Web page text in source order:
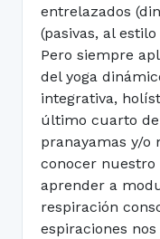
entrelazados
(pasivas, al
Pero siempre
del yoga
integrativa,
último cuarto
pranayamas y/o
conocer nuestro
aprender a
respiración
espiraciones